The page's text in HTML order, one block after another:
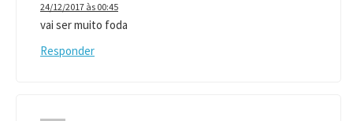
24/12/2017 às 00:45
vai ser muito foda
Responder